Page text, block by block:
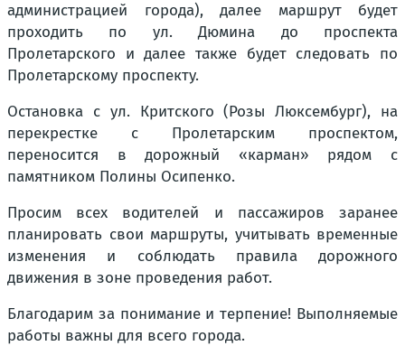
администрацией города), далее маршрут будет
проходить по ул. Дюмина до проспекта
Пролетарского и далее также будет следовать по
Пролетарскому проспекту.
Остановка с ул. Критского (Розы Люксембург), на
перекрестке с Пролетарским проспектом,
переносится в дорожный «карман» рядом с
памятником Полины Осипенко.
Просим всех водителей и пассажиров заранее
планировать свои маршруты, учитывать временные
изменения и соблюдать правила дорожного
движения в зоне проведения работ.
Благодарим за понимание и терпение! Выполняемые
работы важны для всего города.